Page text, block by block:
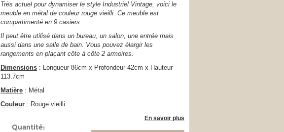
Très actuel pour dynamiser le style Industriel Vintage, voici le
meuble en métal de couleur rouge vieilli. Ce meuble est
compartimenté en 9 casiers.
Il peut être utilisé dans un bureau, un salon, une entrée mais
aussi dans une salle de bain. Vous pouvez élargir les
rangements en plaçant côte à côte 2 armoires.
Dimensions : Longueur 86cm x Profondeur 42cm x Hauteur
113.7cm
Matière : Métal
Couleur : Rouge vieilli
En savoir plus
Quantité: